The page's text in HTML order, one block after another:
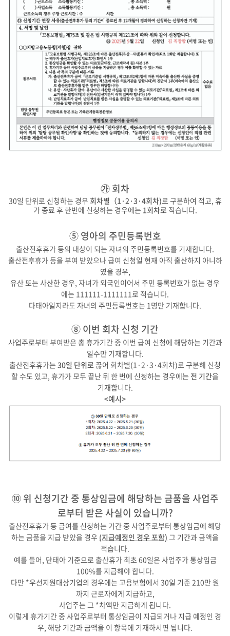
㉮ 회차
30일 단위로 신청하는 경우 회차별（1·2·3·4회차)로 구분하여 적고, 휴
가 종료 후 한번에 신청하는 경우에는 1회차로 적습니다.
⑤ 영아의 주민등록번호
출산전후휴가 등의 대상이 되는 자녀의 주민등록번호를 기재합니다.
출산전후휴가 등을 부여 받았으나 급여 신청일 현재 아직 출산하지 아니하
였을 경우,
유산 또는 사산한 경우, 자녀가 외국인이어서 주민 등록번호가 없는 경우
에는 111111-1111111로 적습니다.
다태아일지라도 자녀의 주민등록번호는 1명만 기재합니다.
⑧ 이번 회차 신청 기간
사업주로부터 부여받은 총 휴가기간 중 이번 급여 신청에 해당하는 기간과
일수만 기재합니다.
출산전후휴가는 30일 단위로끊어 회차별(1·2·3·4회차)로 구분해 신청
할 수도 있고, 휴가가 모두 끝난 뒤 한 번에 신청하는 경우에는 전 기간을
기재합니다.
<예시>
⑩ 위 신청기간 중 통상임금에 해당하는 금품을 사업주
로부터 받은 사실이 있습니까?
출산전후휴가 등 급여를 신청하는 기간 중 사업주로부터 통상임금에 해당
하는 금품을 지급 받았을 경우 (지급예정인 경우 포함) 그 기간과 금액을
적습니다.
예를 들어, 단태아 기준으로 출산휴가 최초 60일은 사업주가 통상임금
100%를 지급해야 합니다.
다만 *우선지원대상기업의 경우에는 고용보험에서 30일 기준 210만 원
까지 근로자에게 지급하고,
사업주는 그 *차액만 지급하게 됩니다.
이렇게 휴가기간 중 사업주로부터 통상임금이 지급되거나 지급 예정인 경
우, 해당 기간과 금액을 이 항목에 기재하시면 됩니다.